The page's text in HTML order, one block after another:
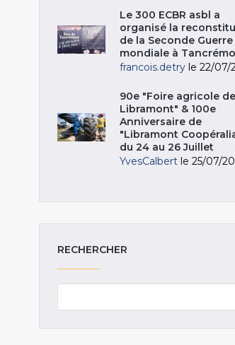
Le 300 ECBR asbl a
organisé la
de la Seconde Guerre
mondiale à
francois.detry le 22/07/
90e "Foire agricole de
Libramont" & 100e
Anniversaire de
"Libramont
du 24 au 26 Juillet
YvesCalbert le 25/07/
RECHERCHER